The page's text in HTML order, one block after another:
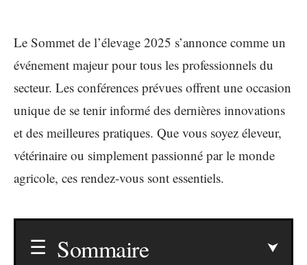
Le Sommet de l’élevage 2025 s’annonce comme un
événement majeur pour tous les professionnels du
secteur. Les conférences prévues offrent une occasion
unique de se tenir informé des dernières innovations
et des meilleures pratiques. Que vous soyez éleveur,
vétérinaire ou simplement passionné par le monde
agricole, ces rendez-vous sont essentiels.
Sommaire